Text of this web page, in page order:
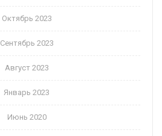
Октябрь 2023
Сентябрь 2023
Август 2023
Январь 2023
Июнь 2020